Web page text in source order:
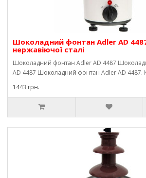
Шоколадний фонтан Adler AD
нержавіючої сталі
Шоколадний фонтан Adler AD 4487
AD 4487 Шоколадний фонтан Adler AD 4487.
1443 грн.